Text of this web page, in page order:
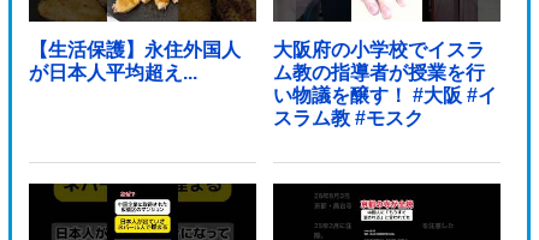
【生活保護】永住外国人
が日本人平均超え...
大阪府の小学校でイスラ
ム教の指導者が授業を行
い物議を醸す！ #大阪 #イ
スラム教 #モスク